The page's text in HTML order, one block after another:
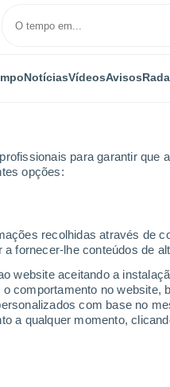
para garantir que
opções:
recolhidas através de
fornecer-lhe conteúdos de
website aceitando a
comportamento no website,
com base no
a qualquer momento,
NotíciasVídeosAvisos
a 120 km/h, atingem a Cidade